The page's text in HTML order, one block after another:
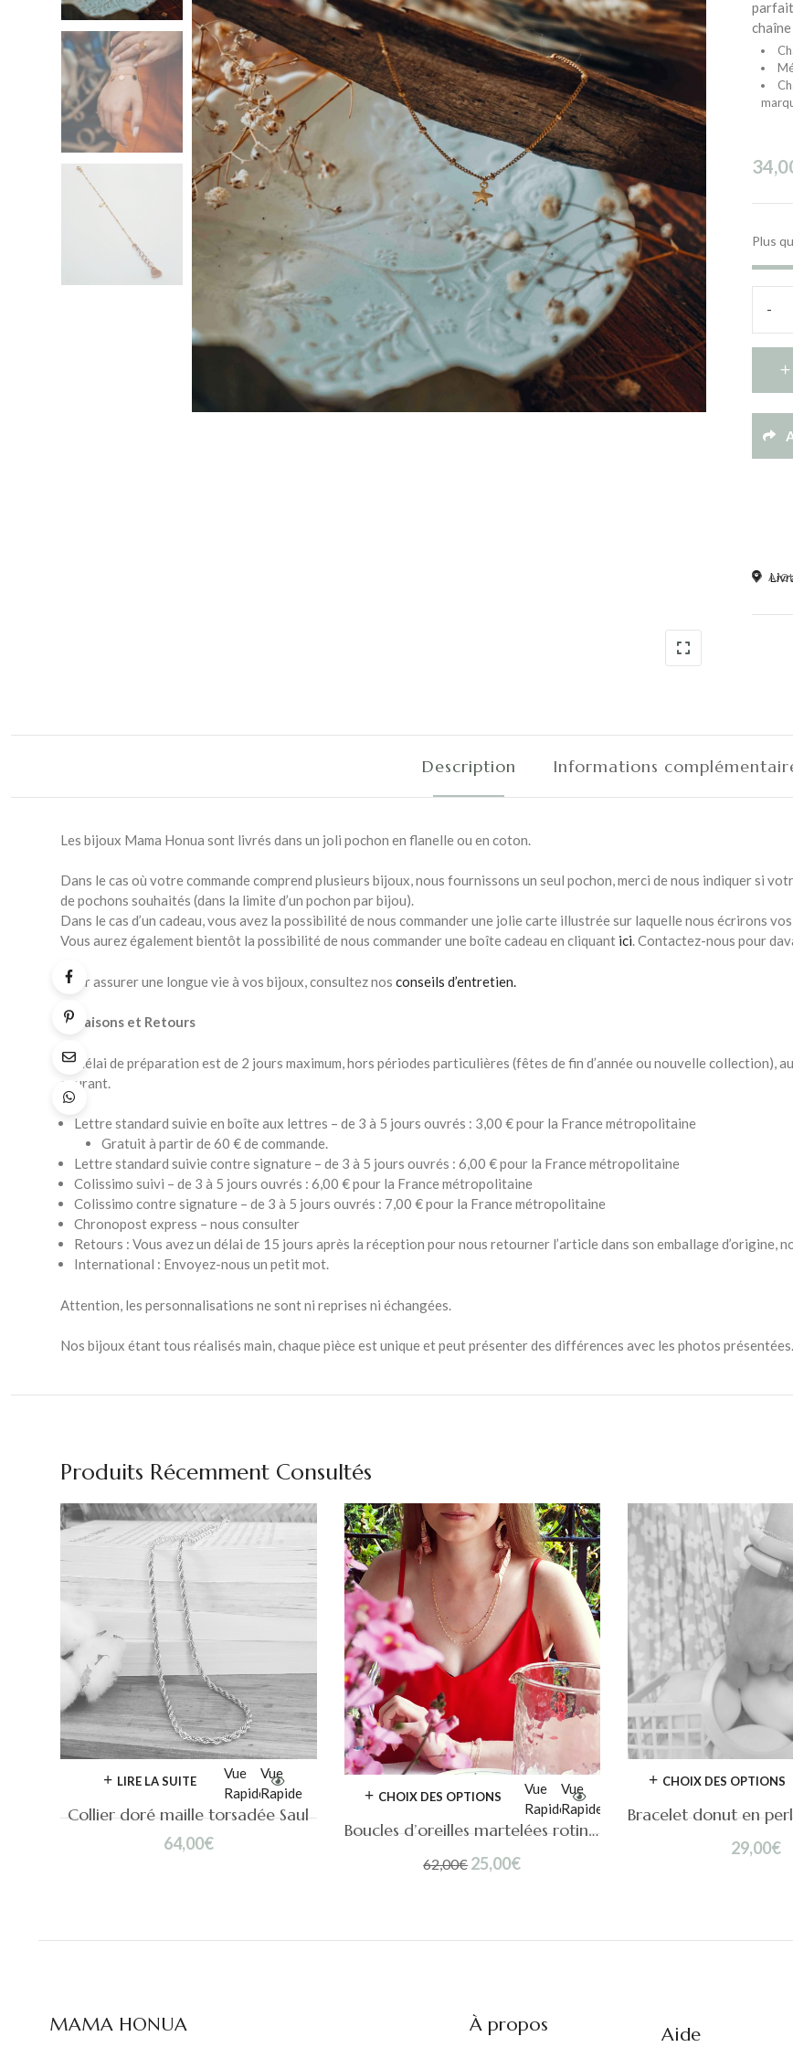
parfait
Plus
-
chaîne
étoile
Stella
Description Informations
Les bijoux Mama Honua sont livrés dans un joli pochon en flanelle ou en coton.
Dans le cas où votre commande comprend plusieurs bijoux, nous fournissons un seul pochon, merci de nous indiquer si
de pochons souhaités (dans la limite d’un pochon par bijou).
Dans le cas d’un cadeau, vous avez la possibilité de nous commander une jolie carte illustrée sur laquelle nous écrirons
Vous aurez également bientôt la possibilité de nous commander une boîte cadeau en cliquant ici. Contactez-nous pour
Pour assurer une longue vie à vos bijoux, consultez nos conseils d’entretien.
Livraisons et Retours
Le délai de préparation est de 2 jours maximum, hors périodes particulières (fêtes de fin d’année ou nouvelle collection),
courant.
Lettre standard suivie en boîte aux lettres – de 3 à 5 jours ouvrés : 3,00 € pour la France métropolitaine
Gratuit à partir de 60 € de commande.
Lettre standard suivie contre signature – de 3 à 5 jours ouvrés : 6,00 € pour la France métropolitaine
Colissimo suivi – de 3 à 5 jours ouvrés : 6,00 € pour la France métropolitaine
Colissimo contre signature – de 3 à 5 jours ouvrés : 7,00 € pour la France métropolitaine
Chronopost express – nous consulter
Retours : Vous avez un délai de 15 jours après la réception pour nous retourner l’article dans son emballage d’origine,
International : Envoyez-nous un petit mot.
Attention, les personnalisations ne sont ni reprises ni échangées.
Nos bijoux étant tous réalisés main, chaque pièce est unique et peut présenter des différences avec les photos présentées.
Produits Récemment Consultés
LIRE LA SUITE
Vue
Rapide
Vue
Rapide
Collier doré maille torsadée Saul
64,00€
CHOIX DES OPTIONS
Vue
Rapide
Vue
Rapide
Boucles d’oreilles martelées rotin et tissu Andrea
62,00€Le
était :
25,00€Le
est :
CHOIX DES OPTIONS
29,00€
MAMA HONUA Aide
À propos